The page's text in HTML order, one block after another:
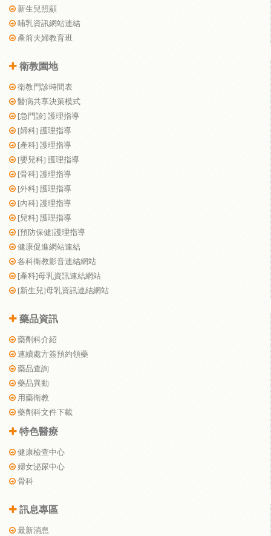
新生兒照顧
哺乳資訊網站連結
產前夫婦教育班
衛教園地
衛教門診時間表
醫病共享決策模式
[急門診] 護理指導
[婦科] 護理指導
[產科] 護理指導
[嬰兒科] 護理指導
[骨科] 護理指導
[外科] 護理指導
[內科] 護理指導
[兒科] 護理指導
[預防保健]護理指導
健康促進網站連結
各科衛教影音連結網站
[產科]母乳資訊連結網站
[新生兒]母乳資訊連結網站
藥品資訊
藥劑科介紹
連續處方簽預約領藥
藥品查詢
藥品異動
用藥衛教
藥劑科文件下載
特色醫療
健康檢查中心
婦女泌尿中心
骨科
訊息專區
最新消息